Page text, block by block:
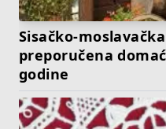
Sisačko-
preporučena
godine